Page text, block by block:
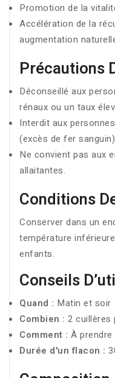
Promotion de la
Accélération de la
augmentation
Précautions
Déconseillé aux
rénaux ou un taux
Interdit aux
(excès de fer
Ne convient pas aux
allaitantes.
Conditions
Conserver dans un
température
enfants.
Conseils
Quand : Matin et soir
Combien : 2 cuillères
Comment : À
Durée d'un flacon :